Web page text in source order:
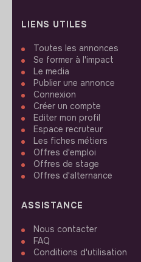
LIENS UTILES
Toutes les annonces
Se former à l'impact
Le media
Publier une annonce
Connexion
Créer un compte
Editer mon profil
Espace recruteur
Les fiches métiers
Offres d'emploi
Offres de stage
Offres d'alternance
ASSISTANCE
Nous contacter
FAQ
Conditions d'utilisation